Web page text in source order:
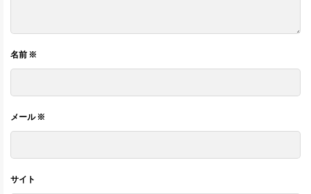
名前 ※
メール※
サイト